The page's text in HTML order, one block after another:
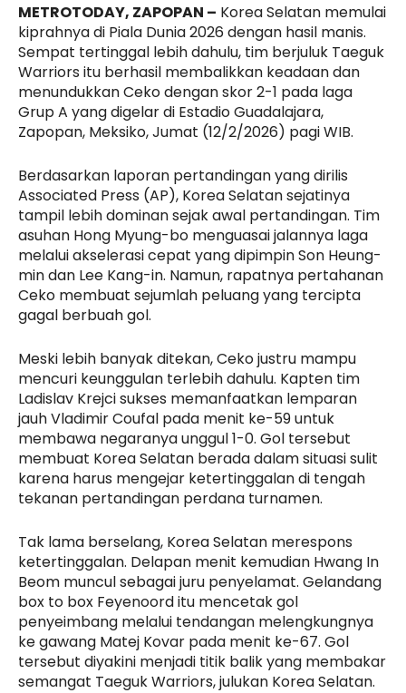
METROTODAY, ZAPOPAN – Korea Selatan memulai
kiprahnya di Piala Dunia 2026 dengan hasil manis.
Sempat tertinggal lebih dahulu, tim berjuluk Taeguk
Warriors itu berhasil membalikkan keadaan dan
menundukkan Ceko dengan skor 2-1 pada laga
Grup A yang digelar di Estadio Guadalajara,
Zapopan, Meksiko, Jumat (12/2/2026) pagi WIB.
Berdasarkan laporan pertandingan yang dirilis
Associated Press (AP), Korea Selatan sejatinya
tampil lebih dominan sejak awal pertandingan. Tim
asuhan Hong Myung-bo menguasai jalannya laga
melalui akselerasi cepat yang dipimpin Son Heung-
min dan Lee Kang-in. Namun, rapatnya pertahanan
Ceko membuat sejumlah peluang yang tercipta
gagal berbuah gol.
Meski lebih banyak ditekan, Ceko justru mampu
mencuri keunggulan terlebih dahulu. Kapten tim
Ladislav Krejci sukses memanfaatkan lemparan
jauh Vladimir Coufal pada menit ke-59 untuk
membawa negaranya unggul 1-0. Gol tersebut
membuat Korea Selatan berada dalam situasi sulit
karena harus mengejar ketertinggalan di tengah
tekanan pertandingan perdana turnamen.
Tak lama berselang, Korea Selatan merespons
ketertinggalan. Delapan menit kemudian Hwang In
Beom muncul sebagai juru penyelamat. Gelandang
box to box Feyenoord itu mencetak gol
penyeimbang melalui tendangan melengkungnya
ke gawang Matej Kovar pada menit ke-67. Gol
tersebut diyakini menjadi titik balik yang membakar
semangat Taeguk Warriors, julukan Korea Selatan.